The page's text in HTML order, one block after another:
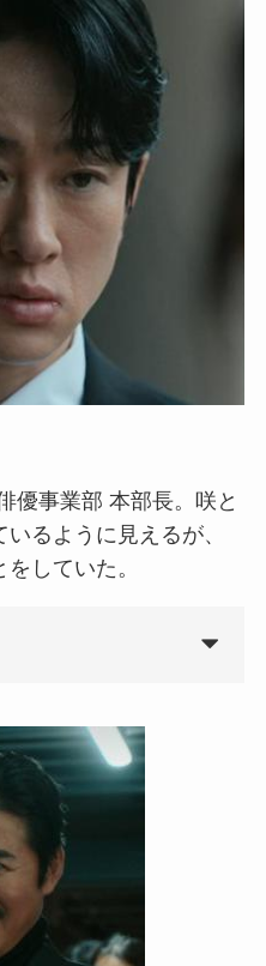
優事業部 本部長。咲と
るように見えるが、
していた。